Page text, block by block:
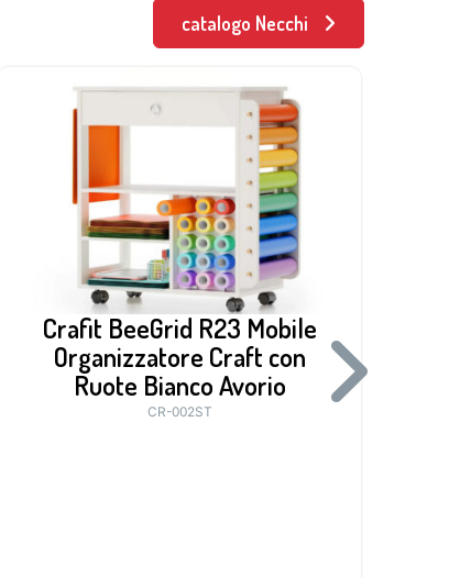
catalogo Necchi
Crafit BeeGrid R23 Mobile
Organizzatore Craft con
Ruote Bianco Avorio
CR-002ST